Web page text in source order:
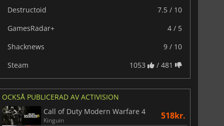
Destructoid
7.5 / 10
GamesRadar+
4 / 5
Shacknews
9 / 10
Steam
1053 / 481
OCKSÅ PUBLICERAD AV ACTIVISION
Call of Duty Modern Warfare 4
Kinguin 518kr.